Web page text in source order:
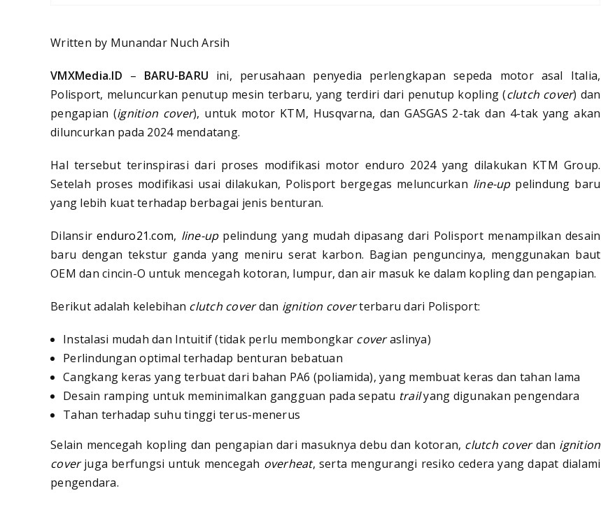
Written by Munandar Nuch Arsih
VMXMedia.ID – BARU-BARU ini, perusahaan penyedia perlengkapan sepeda motor asal Italia,
Polisport, meluncurkan penutup mesin terbaru, yang terdiri dari penutup kopling (clutch cover) dan
pengapian (ignition cover), untuk motor KTM, Husqvarna, dan GASGAS 2-tak dan 4-tak yang akan
diluncurkan pada 2024 mendatang.
Hal tersebut terinspirasi dari proses modifikasi motor enduro 2024 yang dilakukan KTM Group.
Setelah proses modifikasi usai dilakukan, Polisport bergegas meluncurkan line-up pelindung baru
yang lebih kuat terhadap berbagai jenis benturan.
Dilansirenduro21.com, line-uppelindung yang mudah dipasang dari Polisport menampilkan desain
baru dengan tekstur ganda yang meniru serat karbon. Bagian penguncinya, menggunakan baut
OEM dan cincin-O untuk mencegah kotoran, lumpur, dan air masuk ke dalam kopling dan pengapian.
Berikut adalah kelebihan clutch coverdan ignition coverterbaru dari Polisport:
Instalasi mudah dan Intuitif (tidak perlu membongkar coveraslinya)
Perlindungan optimal terhadap benturan bebatuan
Cangkang keras yang terbuat dari bahan PA6 (poliamida), yang membuat keras dan tahan lama
Desain ramping untuk meminimalkan gangguan pada sepatu trailyang digunakan pengendara
Tahan terhadap suhu tinggi terus-menerus
Selain mencegah kopling dan pengapian dari masuknya debu dan kotoran, clutch coverdan ignition
coverjuga berfungsi untuk mencegah overheat, serta mengurangi resiko cedera yang dapat dialami
pengendara.